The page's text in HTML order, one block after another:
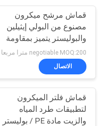
قماش مرشح ميكرون
مصنوع من البولي إيثيلين
والبوليستر يتميز بمقاومة
درجات الحرارة العالية
وخصائص ممتازة مضادة
للأحماض والقلويات
negotiable MOQ:200 مترا مربعا
الاتصال
قماش فلتر الميكرون
لتطبيقات طرد المياه
والزيت مادة PE / بوليستر